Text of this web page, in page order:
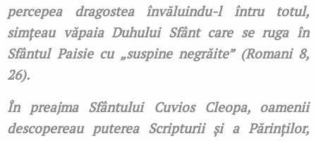
percepea dragostea învăluindu-l întru totul,
simțeau văpaia Duhului Sfânt care se ruga în
Sfântul Paisie cu „suspine negrăite” (Romani 8,
26).
În preajma Sfântului Cuvios Cleopa, oamenii
descopereau puterea Scripturii şi a Părinţilor,